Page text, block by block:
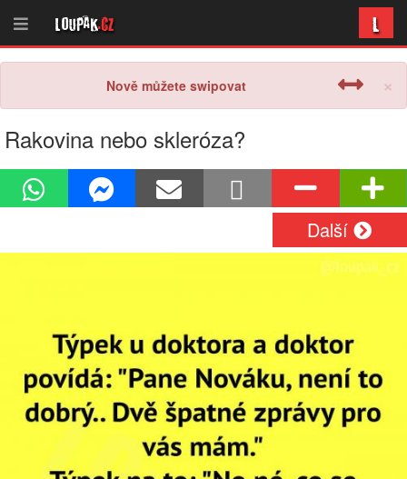
Loupak.cz L
×
Nově můžete swipovat
Rakovina nebo skleróza?
Další